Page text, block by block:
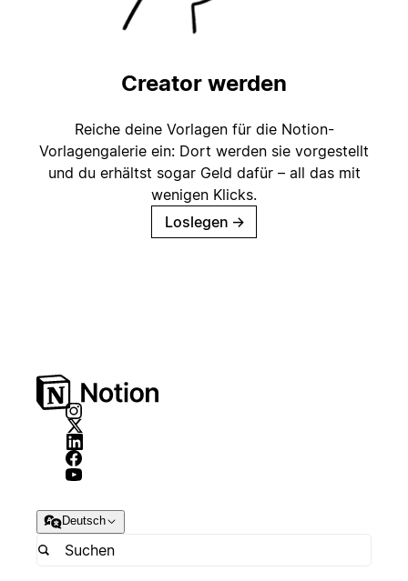
Creator werden
Reiche deine Vorlagen für die Notion-
Vorlagengalerie ein: Dort werden sie vorgestellt
und du erhältst sogar Geld dafür – all das mit
wenigen Klicks.
Loslegen →
Deutsch